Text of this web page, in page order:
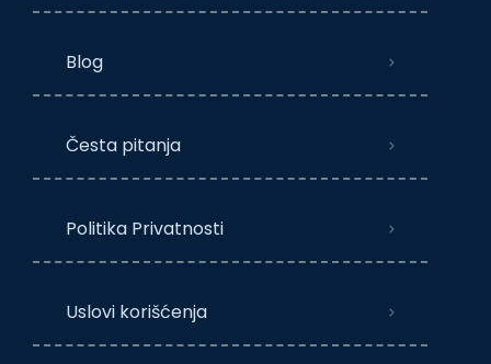
Blog
Česta pitanja
Politika Privatnosti
Uslovi korišćenja